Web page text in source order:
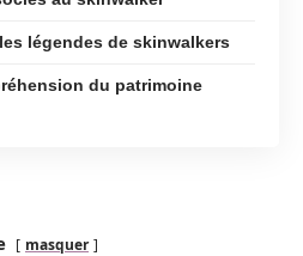
légendes de skinwalkers
du patrimoine
masquer